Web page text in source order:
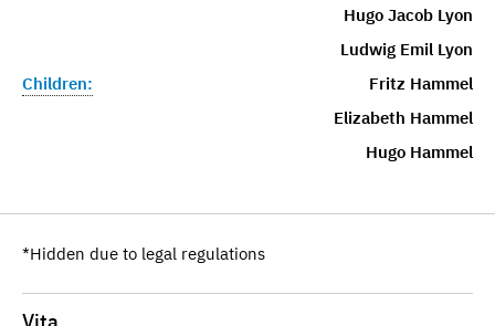
Hugo Jacob Lyon
Ludwig Emil Lyon
Children:
Fritz Hammel
Elizabeth Hammel
Hugo Hammel
*Hidden due to legal regulations